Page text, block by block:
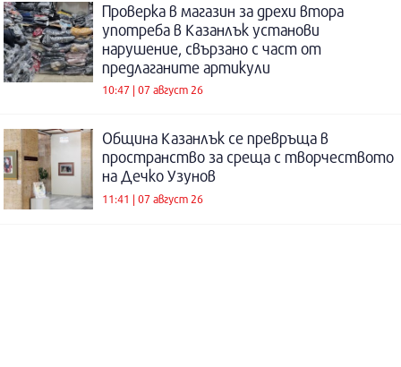
Проверка в магазин за дрехи втора
употреба в Казанлък установи
нарушение, свързано с част от
предлаганите артикули
10:47 | 07 август 26
Община Казанлък се превръща в
пространство за среща с творчеството
на Дечко Узунов
11:41 | 07 август 26